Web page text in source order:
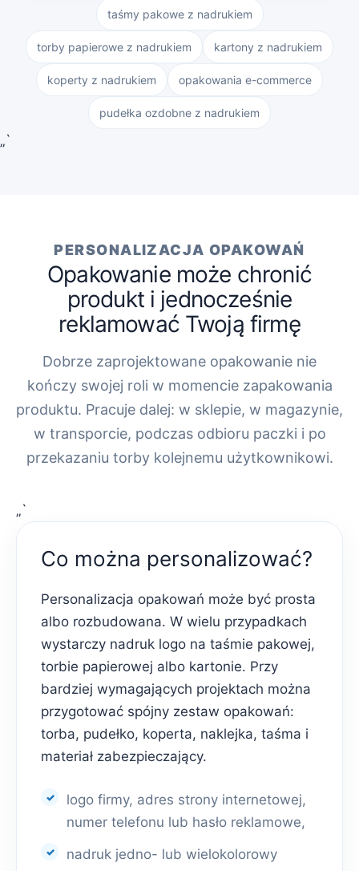
taśmy pakowe z nadrukiem
torby papierowe z nadrukiem kartony z nadrukiem
koperty z nadrukiem opakowania e-commerce
pudełka ozdobne z nadrukiem
„`
PERSONALIZACJA OPAKOWAŃ
Opakowanie może chronić
produkt i jednocześnie
reklamować Twoją firmę
Dobrze zaprojektowane opakowanie nie
kończy swojej roli w momencie zapakowania
produktu. Pracuje dalej: w sklepie, w magazynie,
w transporcie, podczas odbioru paczki i po
przekazaniu torby kolejnemu użytkownikowi.
„`
Co można personalizować?
Personalizacja opakowań może być prosta
albo rozbudowana. W wielu przypadkach
wystarczy nadruk logo na taśmie pakowej,
torbie papierowej albo kartonie. Przy
bardziej wymagających projektach można
przygotować spójny zestaw opakowań:
torba, pudełko, koperta, naklejka, taśma i
materiał zabezpieczający.
logo firmy, adres strony internetowej,
numer telefonu lub hasło reklamowe,
nadruk jedno- lub wielokolorowy